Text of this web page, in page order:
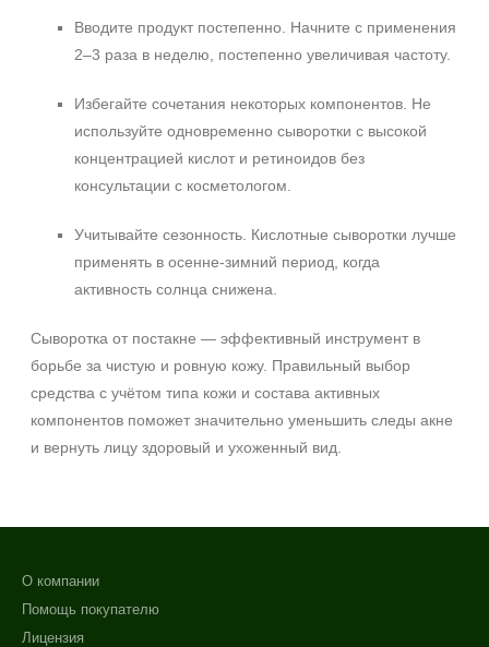
Вводите продукт постепенно. Начните с применения
2–3 раза в неделю, постепенно увеличивая частоту.
Избегайте сочетания некоторых компонентов. Не
используйте одновременно сыворотки с высокой
концентрацией кислот и ретиноидов без
консультации с косметологом.
Учитывайте сезонность. Кислотные сыворотки лучше
применять в осенне‑зимний период, когда
активность солнца снижена.
Сыворотка от постакне — эффективный инструмент в
борьбе за чистую и ровную кожу. Правильный выбор
средства с учётом типа кожи и состава активных
компонентов поможет значительно уменьшить следы акне
и вернуть лицу здоровый и ухоженный вид.
О компании
Помощь покупателю
Лицензия